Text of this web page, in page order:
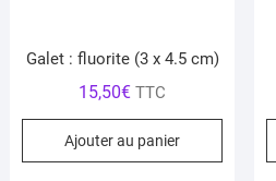
Galet : fluorite (3 x 4.5 cm)
15,50€ TTC
Ajouter au panier